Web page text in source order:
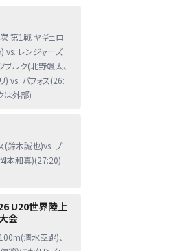
第1戦 ヤギェロ
vs. レンジャーズ
ブルク(北野颯太、
) vs. パフォス(26:
は外部)
(鈴木誠也)vs. ブ
本和真)(27:20)
U20世界陸上
会
清水空跳)、